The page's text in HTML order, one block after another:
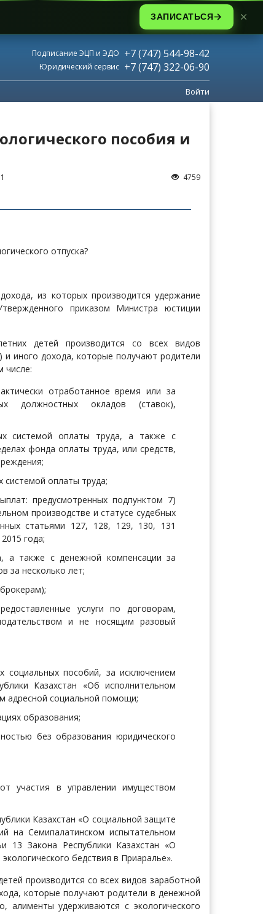
Подписание ЭЦП и ЭДО +7 (747) 544-98-42
Юридический сервис +7 (747) 322-06-90
Войти
пособия и
4759
отпуска?
из которых производится удержание
приказом Министра юстиции
детей производится со всех видов
иного дохода, которые получают родители
числе:
отработанное время или за
должностных окладов (ставок),
системой оплаты труда, а также с
фонда оплаты труда, или средств,
системой оплаты труда;
предусмотренных подпунктом 7)
производстве и статусе судебных
статьями 127, 128, 129, 130, 131
года;
а также с денежной компенсации за
за несколько лет;
услуги по договорам,
и не носящим разовый
социальных пособий, за исключением
Казахстан «Об исполнительном
адресной социальной помощи;
образования;
без образования юридического
участия в управлении имуществом
Казахстан «О социальной защите
на Семипалатинском испытательном
13 Закона Республики Казахстан «О
бедствия в Приаралье».
производится со всех видов заработной
которые получают родители в денежной
алименты удерживаются с экологического
ЗАПИСАТЬСЯ